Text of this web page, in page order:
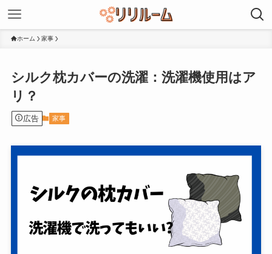
ホーム 家事
シルク枕カバーの洗濯：洗濯機使用はア
リ？
広告 家事